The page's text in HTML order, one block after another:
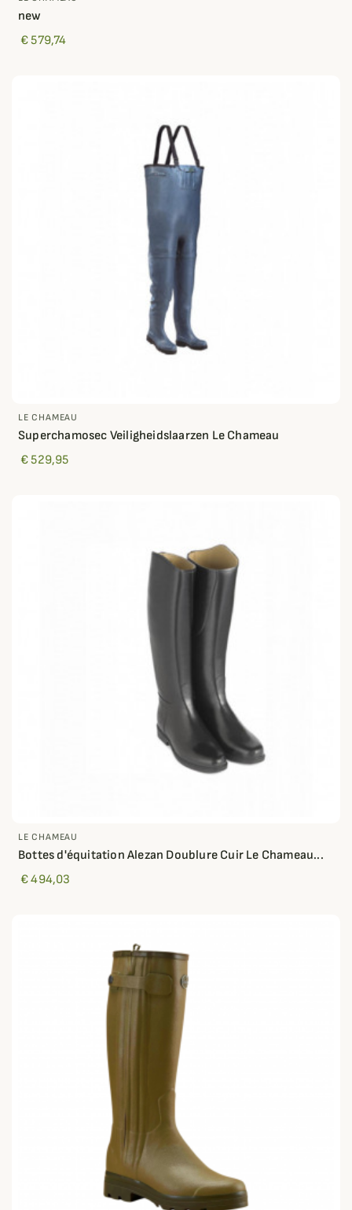
new
€ 579,74
LE CHAMEAU
Superchamosec Veiligheidslaarzen Le Chameau
€ 529,95
LE CHAMEAU
Bottes d'équitation Alezan Doublure Cuir Le Chameau...
€ 494,03